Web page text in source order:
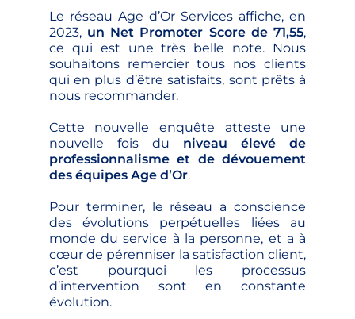
Le réseau Age d’Or Services affiche, en
2023, un Net Promoter Score de 71,55,
ce qui est une très belle note. Nous
souhaitons remercier tous nos clients
qui en plus d’être satisfaits, sont prêts à
nous recommander.
Cette nouvelle enquête atteste une
nouvelle fois du niveau élevé de
professionnalisme et de dévouement
des équipes Age d’Or.
Pour terminer, le réseau a conscience
des évolutions perpétuelles liées au
monde du service à la personne, et a à
cœur de pérenniser la satisfaction client,
c’est pourquoi les processus
d’intervention sont en constante
évolution.